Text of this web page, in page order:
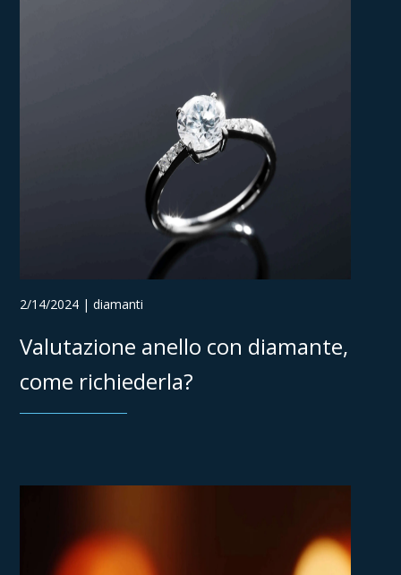
2/14/2024 | diamanti
Valutazione anello con diamante,
come richiederla?